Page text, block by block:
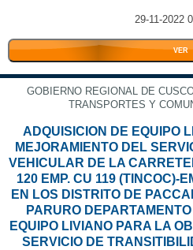
29-11-2022
VER
GOBIERNO REGIONAL DE
TRANSPORTES Y
ADQUISICION DE EQUIPO
MEJORAMIENTO DEL
VEHICULAR DE LA
120 EMP. CU 119 (TINCOC)-
EN LOS DISTRITO DE
PARURO
EQUIPO LIVIANO PARA LA
SERVICIO DE